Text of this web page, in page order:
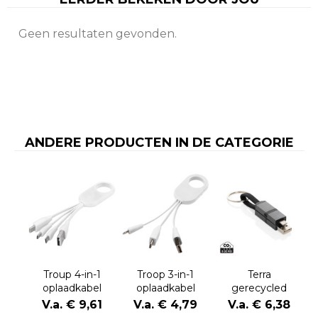
Geen resultaten gevonden.
ANDERE PRODUCTEN IN DE CATEGORIE
Troup 4-in-1
oplaadkabel
met clip van
type C
V.a. € 9,61
Troop 3-in-1
oplaadkabel
V.a. € 4,79
Terra
gerecycled
aluminium 4 in 1
V.a. € 6,38